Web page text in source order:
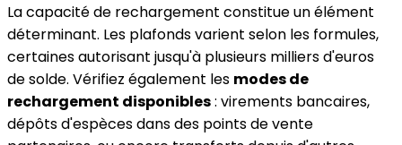
La capacité de rechargement constitue un élément
déterminant. Les plafonds varient selon les formules,
certaines autorisant jusqu'à plusieurs milliers d'euros
de solde. Vérifiez également les modes de
rechargement disponibles: virements bancaires,
dépôts d'espèces dans des points de vente